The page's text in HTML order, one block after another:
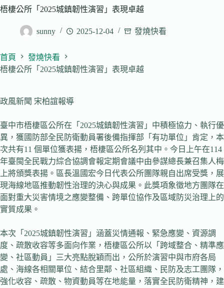
梧棲公所「2025城鎮韌性演習」表現卓越
sunny 2025-12-04 發燒快看
首頁
發燒快看
梧棲公所「2025城鎮韌性演習」表現卓越
政風新聞 宋柏誼報導
臺中市梧棲區公所在「2025城鎮韌性演習」中積極協力、執行優
異，獲國防部全民防衛動員署後備指揮部「有功單位」肯定，本
次共有11 個單位獲表揚，梧棲區公所名列其中。今日上午在114
年臺閩全民戰力綜合協調會報定期會議中由參謀總長兼召集人梅
上將頒獎表揚。區長溫國宏今日代表公所團隊親自出席受獎，展
現海線地區推動韌性治理的決心與成果。此獎項象徵地方團隊在
面對重大災害情境之應變整備、跨單位協作及區域防災治理上的
實質成果。
本次「2025城鎮韌性演習」涵蓋災情通報、緊急應變、資源調
度、疏散收容等多面向作業，梧棲區公所以「跨域整合、精準應
變、社區動員」三大亮點脫穎而出，公所於演習中與市府各局
處、海線各相關單位、結合里鄰、社區組織、民防及志工團隊，
強化收容、疏散、物資動員等在地能量，落實全民防衛精神，建